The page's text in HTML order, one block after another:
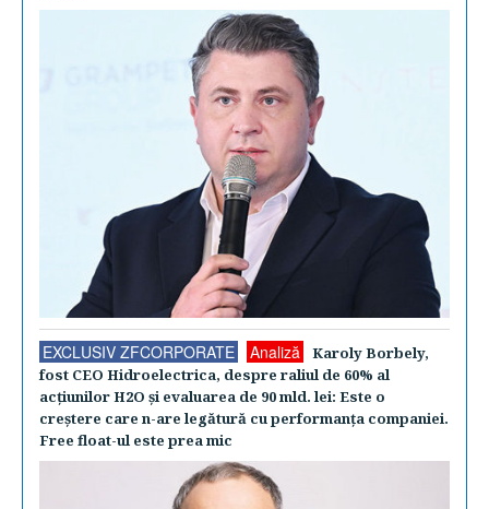
EXCLUSIV ZFCORPORATE Analiză
Karoly Borbely,
fost CEO Hidroelectrica, despre raliul de 60% al
acţiunilor H2O şi evaluarea de 90 mld. lei: Este o
creştere care n-are legătură cu performanţa companiei.
Free float-ul este prea mic